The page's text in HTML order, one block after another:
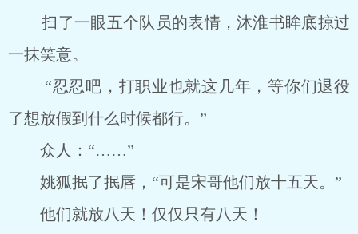
扫了一眼五个队员的表情，沐淮书眸底掠过
一抹笑意。
“忍忍吧，打职业也就这几年，等你们退役
了想放假到什么时候都行。”
众人：“……”
姚狐抿了抿唇，“可是宋哥他们放十五天。”
他们就放八天！仅仅只有八天！